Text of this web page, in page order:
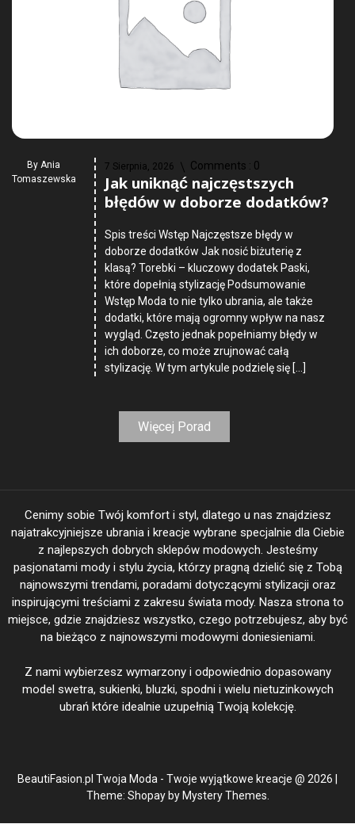
By Ania
Tomaszewska
7 Sierpnia, 2026 Comments : 0
Jak uniknąć najczęstszych
błędów w doborze dodatków?
Spis treści Wstęp Najczęstsze błędy w
doborze dodatków Jak nosić biżuterię z
klasą? Torebki – kluczowy dodatek Paski,
które dopełnią stylizację Podsumowanie
Wstęp Moda to nie tylko ubrania, ale także
dodatki, które mają ogromny wpływ na nasz
wygląd. Często jednak popełniamy błędy w
ich doborze, co może zrujnować całą
stylizację. W tym artykule podzielę się […]
Więcej Porad
Cenimy sobie Twój komfort i styl, dlatego u nas znajdziesz
najatrakcyjniejsze ubrania i kreacje wybrane specjalnie dla Ciebie
z najlepszych dobrych sklepów modowych. Jesteśmy
pasjonatami mody i stylu życia, którzy pragną dzielić się z Tobą
najnowszymi trendami, poradami dotyczącymi stylizacji oraz
inspirującymi treściami z zakresu świata mody. Nasza strona to
miejsce, gdzie znajdziesz wszystko, czego potrzebujesz, aby być
na bieżąco z najnowszymi modowymi doniesieniami.
Z nami wybierzesz wymarzony i odpowiednio dopasowany
model swetra, sukienki, bluzki, spodni i wielu nietuzinkowych
ubrań które idealnie uzupełnią Twoją kolekcję.
BeautiFasion.pl Twoja Moda - Twoje wyjątkowe kreacje @ 2026
Theme: Shopay by Mystery Themes